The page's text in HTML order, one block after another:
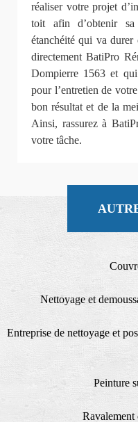
réaliser votre projet
toit afin d’obtenir
étanchéité qui va
directement BatiPro
Dompierre 1563 et
pour l’entretien de
bon résultat et de la
Ainsi, rassurez à
votre tâche.
Nettoyage et
Entreprise de nettoyage et
Peinture
Ravalement